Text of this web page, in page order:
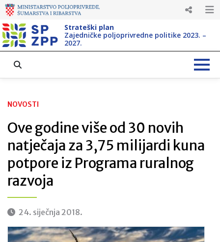
Strateški plan
Zajedničke poljoprivredne politike 2023. –
2027.
NOVOSTI
Ove godine više od 30 novih
natječaja za 3,75 milijardi kuna
potpore iz Programa ruralnog
razvoja
24. siječnja 2018.